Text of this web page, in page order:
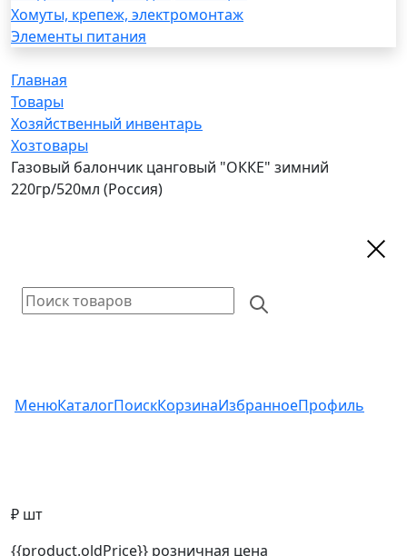
Хомуты, крепеж, электромонтаж
Элементы питания
Главная
Товары
Хозяйственный инвентарь
Хозтовары
Газовый балончик цанговый "ОККЕ" зимний
220гр/520мл (Россия)
МенюКаталогПоискКорзинаИзбранноеПрофиль
₽ шт
{{product.oldPrice}} розничная цена